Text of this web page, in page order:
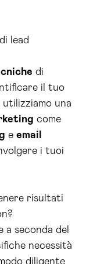
lead
di
il tuo
utilizziamo una
come
e email
i tuoi
risultati
a seconda del
necessità